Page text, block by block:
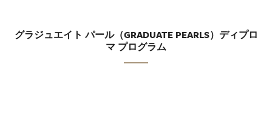
グラジュエイト パール（GRADUATE PEARLS）ディプロ
マ プログラム